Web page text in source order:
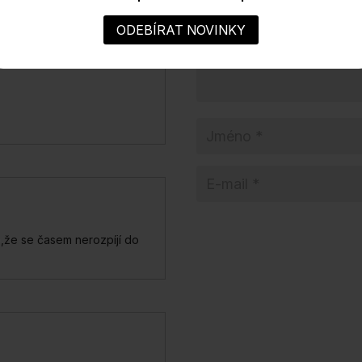
se časem nerozpíjí do